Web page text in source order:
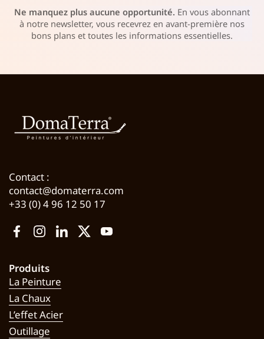
Ne manquez plus aucune opportunité. En vous abonnant
à notre newsletter, vous recevrez en avant-première nos
bons plans et toutes les informations essentielles.
Contact :
contact@domaterra.com
+33 (0) 4 96 12 50 17
FacebookInstagram
LinkedIn
TwitterYouTube
Produits
La Peinture
La Chaux
L’effet Acier
Outillage